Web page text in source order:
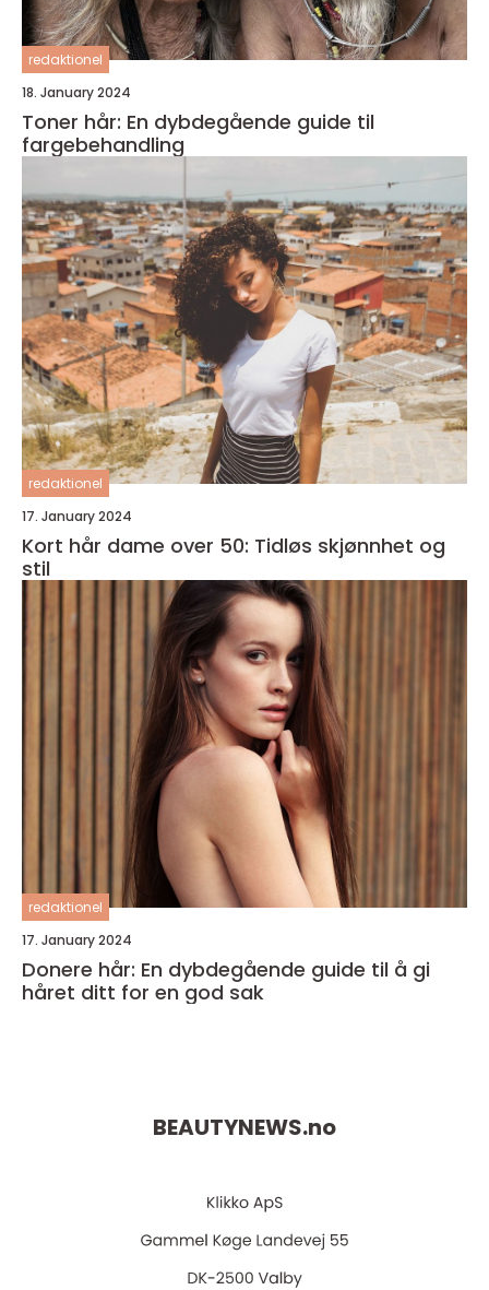
redaktionel
18. January 2024
Toner hår: En dybdegående guide til
fargebehandling
redaktionel
17. January 2024
Kort hår dame over 50: Tidløs skjønnhet og
stil
redaktionel
17. January 2024
Donere hår: En dybdegående guide til å gi
håret ditt for en god sak
BEAUTYNEWS.no